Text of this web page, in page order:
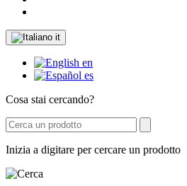
it
en
es
Cosa stai cercando?
Inizia a digitare per cercare un prodotto